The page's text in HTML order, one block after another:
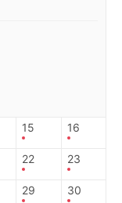
15 16
22 23
29 30